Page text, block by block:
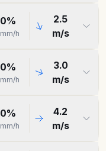
0%
mm/h
2.5
m/s
0%
mm/h
3.0
m/s
0%
mm/h
4.2
m/s